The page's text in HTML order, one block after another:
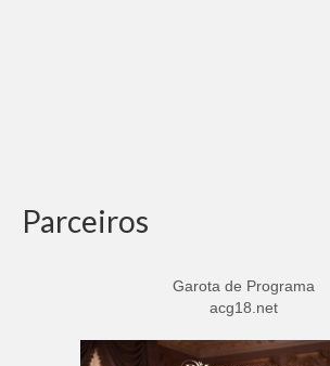
Parceiros
Garota de Programa
acg18.net